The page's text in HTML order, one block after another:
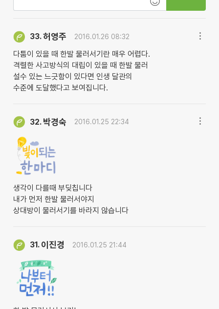
33.허영주 2016.01.26 08:32
다툼이 있을 때 한발 물러서기란 매우 어렵다.
격렬한 사고방식의 대립이 있을 때 한발 물러
설수 있는 느긋함이 있다면 인생 달관의
수준에 도달했다고 보여집니다.
32. 박경숙 2016.01.25 22:34
생각이 다를때 부딪칩니다
내가 먼저 한발 물러서야지
상대방이 물러서기를 바라지 않습니다
31. 이진경 2016.01.25 21:44